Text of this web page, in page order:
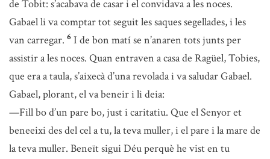
de Tobit: s’acabava de casar i el convidava a les noces.
Gabael li va comptar tot seguit les saques segellades, i les
van carregar. 6 I de bon matí se n’anaren tots junts per
assistir a les noces. Quan entraven a casa de Ragüel, Tobies,
que era a taula, s’aixecà d’una revolada i va saludar Gabael.
Gabael, plorant, el va beneir i li deia:
—Fill bo d’un pare bo, just i caritatiu. Que el Senyor et
beneeixi des del cel a tu, la teva muller, i el pare i la mare de
la teva muller. Beneït sigui Déu perquè he vist en tu